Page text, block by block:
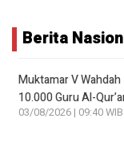
Berita
Muktamar V
10.000 Guru Al-
03/08/2026 | 09:40 WIB